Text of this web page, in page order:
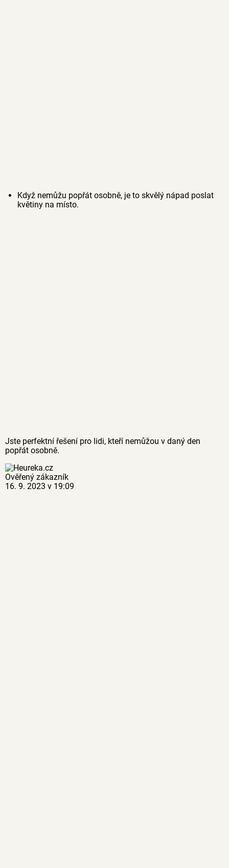
Když nemůžu popřát osobně, je to skvělý nápad poslat
květiny na místo.
Jste perfektní řešení pro lidi, kteří nemůžou v daný den
popřát osobně.
Ověřený zákazník
16. 9. 2023 v 19:09